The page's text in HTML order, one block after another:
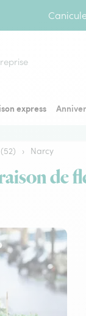
express
› Narcy
de